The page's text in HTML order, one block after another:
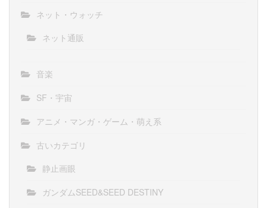
ネット・ウォッチ
ネット通販
音楽
SF・宇宙
アニメ・マンガ・ゲーム・萌え系
古いカテゴリ
静止画眼
ガンダムSEED&SEED DESTINY